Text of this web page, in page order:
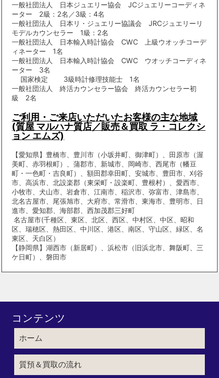
一般社団法人 日本ジュエリー協会 JCジュエリーコーディネ
ーター 2級：2名／3級：4名
一般社団法人 日本リ・ジュエリー協議会 JRCジュエリーリ
モデルカウンセラー 1級：2名
一般社団法人 日本輸入時計協会 CWC 上級ウオッチコーデ
ィネーター 1名
一般社団法人 日本輸入時計協会 CWC ウオッチコーディネ
ーター 3名
国家検定 3級時計修理技能士 1名
一般社団法人 終活カウンセラー協会 終活カウンセラー初
級 2名
ご利用・ご来店いただいたお客様の主な地域
(質屋 マルハナ質店／販売＆買取 ラ・コレクシ
ョン エムズ)
【愛知県】豊橋市、豊川市（小坂井町、御津町）、田原市（渥
美町、赤羽根町）、蒲郡市、新城市、岡崎市、西尾市（幡豆
町・一色町・吉良町）、額田郡幸田町、安城市、豊田市、刈谷
市、高浜市、北設楽郡（東栄町・設楽町、豊根村）、愛西市、
小牧市、犬山市、岩倉市、江南市、稲沢市、弥富市、津島市、
北名古屋市、尾張旭市、大府市、常滑市、東海市、豊明市、日
進市、愛知郡、海部郡、西加茂郡三好町
名古屋市(千種区、東区、北区、西区、中村区、中区、昭和
区、瑞穂区、熱田区、中川区、港区、南区、守山区、緑区、名
東区、天白区）
【静岡県】湖西市（新居町）、浜松市（旧浜北市、舞阪町、三
ケ日町）、磐田市
コンテンツ
ホーム
質預＆買取の流れ